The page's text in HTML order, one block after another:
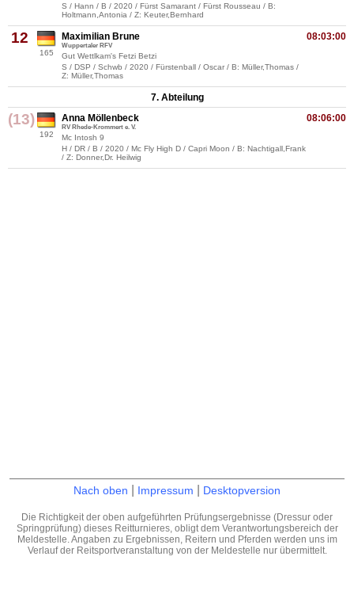
S / Hann / B / 2020 / Fürst Samarant / Fürst Rousseau / B:
Holtmann,Antonia / Z: Keuter,Bernhard
12
165
08:03:00
Maximilian Brune
Wuppertaler RFV
Gut Wettlkam's Fetzi Betzi
S / DSP / Schwb / 2020 / Fürstenball / Oscar / B: Müller,Thomas /
Z: Müller,Thomas
7. Abteilung
(13)
192
08:06:00
Anna Möllenbeck
RV Rhede-Krommert e. V.
Mc Intosh 9
H / DR / B / 2020 / Mc Fly High D / Capri Moon / B: Nachtigall,Frank
/ Z: Donner,Dr. Heilwig
Nach oben Impressum Desktopversion
Die Richtigkeit der oben aufgeführten Prüfungsergebnisse (Dressur oder
Springprüfung) dieses Reitturnieres, obligt dem Verantwortungsbereich der
Meldestelle. Angaben zu Ergebnissen, Reitern und Pferden werden uns im
Verlauf der Reitsportveranstaltung von der Meldestelle nur übermittelt.